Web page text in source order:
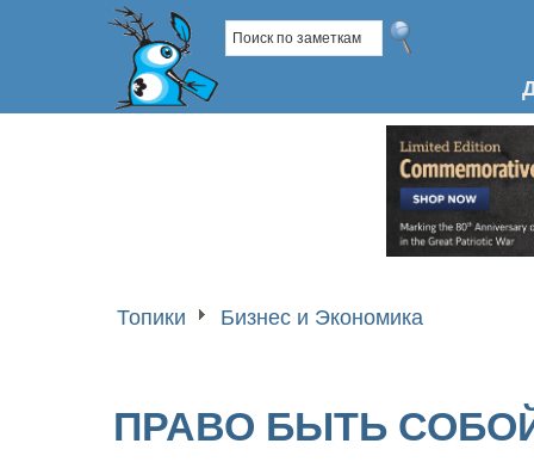
Топики Бизнес и Экономика
ПРАВО БЫТЬ